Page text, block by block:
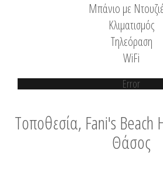
Μπάνιο με
Κλιματισμός
Τηλεόραση
WiFi
Error
Τοποθεσία, Fani's Beach
Θάσος